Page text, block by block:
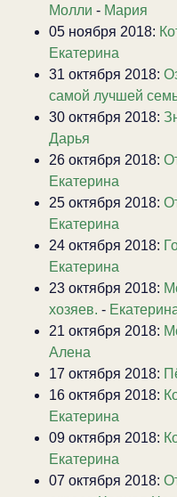
Молли - Мария
05 ноября 2018:
Екатерина
31 октября 2018:
самой лучшей
30 октября 2018:
Дарья
26 октября 2018:
Екатерина
25 октября 2018:
Екатерина
24 октября 2018:
Екатерина
23 октября 2018:
хозяев. -
21 октября 2018:
Алена
17 октября 2018:
16 октября 2018:
Екатерина
09 октября 2018:
Екатерина
07 октября 2018: